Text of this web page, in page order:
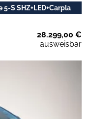
5-S SHZ+LED+Carpla
28.299,00 €
ausweisbar